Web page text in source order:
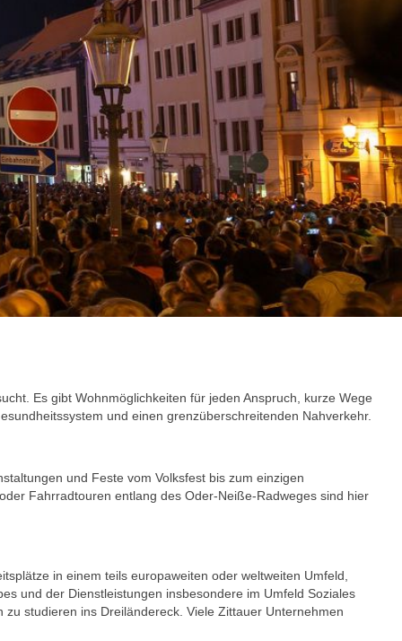
Es gibt Wohnmöglichkeiten für jeden Anspruch, kurze Wege
und einen grenzüberschreitenden Nahverkehr.
und Feste vom Volksfest bis zum einzigen
Fahrradtouren entlang des Oder-Neiße-Radweges sind hier
in einem teils europaweiten oder weltweiten Umfeld,
und der Dienstleistungen insbesondere im Umfeld Soziales
studieren ins Dreiländereck. Viele Zittauer Unternehmen